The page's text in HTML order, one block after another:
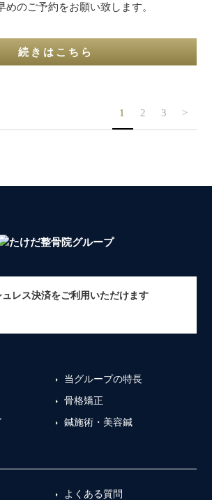
めのご予約をお願い致します。
続きはこちら
1 2 3 >
ュレス決済をご利用いただけます
当グループの特長
骨格矯正
鍼施術・美容鍼
よくある質問